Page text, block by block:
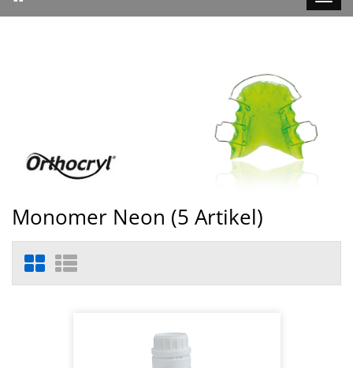
Monomer Neon (5 Artikel)